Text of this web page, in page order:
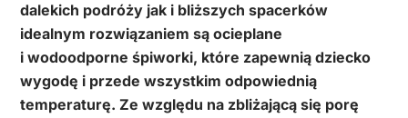
dalekich podróży jak i bliższych spacerków
idealnym rozwiązaniem są ocieplane
i wodoodporne śpiworki, które zapewnią dziecko
wygodę i przede wszystkim odpowiednią
temperaturę. Ze względu na zbliżającą się porę